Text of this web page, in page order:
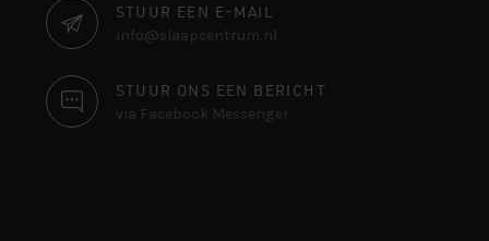
STUUR EEN E-MAIL
info@slaapcentrum.nl
STUUR ONS EEN BERICHT
via Facebook Messenger